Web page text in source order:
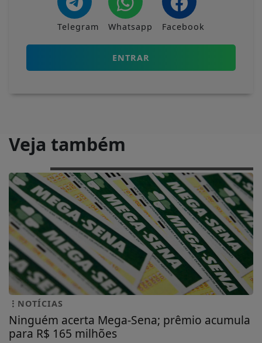
Telegram Whatsapp Facebook
ENTRAR
Veja também
NOTÍCIAS
Ninguém acerta Mega-Sena; prêmio acumula
para R$ 165 milhões